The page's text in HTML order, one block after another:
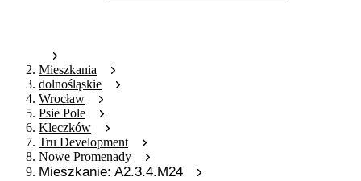
Mieszkania
dolnośląskie
Wrocław
Psie Pole
Kleczków
Tru Development
Nowe Promenady
Mieszkanie: A2.3.4.M24